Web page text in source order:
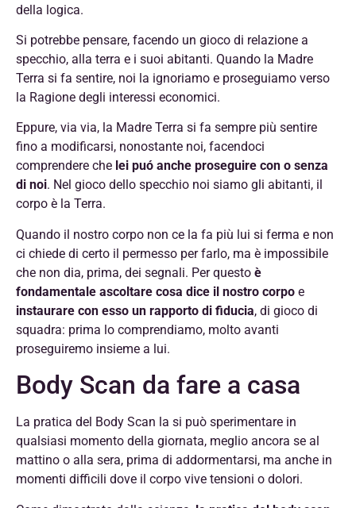
della logica.
Si potrebbe pensare, facendo un gioco di relazione a
specchio, alla terra e i suoi abitanti. Quando la Madre
Terra si fa sentire, noi la ignoriamo e proseguiamo verso
la Ragione degli interessi economici.
Eppure, via via, la Madre Terra si fa sempre più sentire
fino a modificarsi, nonostante noi, facendoci
comprendere che lei puó anche proseguire con o senza
di noi. Nel gioco dello specchio noi siamo gli abitanti, il
corpo è la Terra.
Quando il nostro corpo non ce la fa più lui si ferma e non
ci chiede di certo il permesso per farlo, ma è impossibile
che non dia, prima, dei segnali. Per questo è
fondamentale ascoltare cosa dice il nostro corpo e
instaurare con esso un rapporto di fiducia, di gioco di
squadra: prima lo comprendiamo, molto avanti
proseguiremo insieme a lui.
Body Scan da fare a casa
La pratica del Body Scan la si può sperimentare in
qualsiasi momento della giornata, meglio ancora se al
mattino o alla sera, prima di addormentarsi, ma anche in
momenti difficili dove il corpo vive tensioni o dolori.